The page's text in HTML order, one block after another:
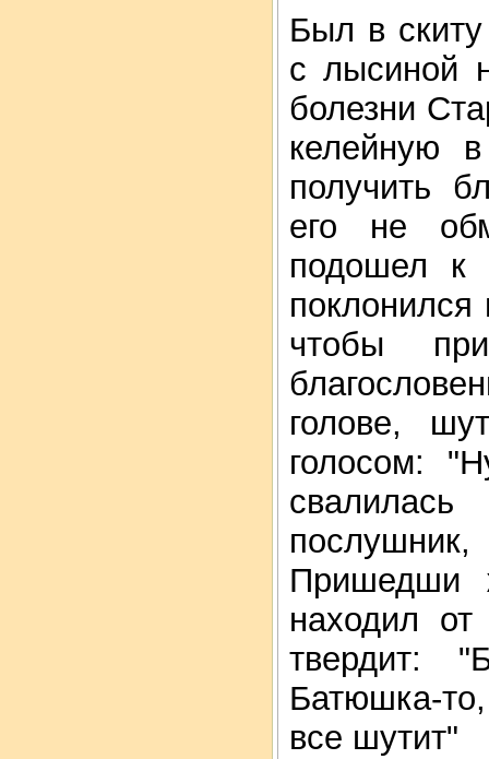
Был в
с лысиной
болезни
келейную
получить
его не
подошел к
чтобы
голове,
голосом:
Пришедши
находил
твердит:
Батюшка-
все шутит"